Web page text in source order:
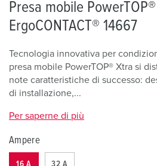
Presa mobile
ErgoCONTACT® 14667
Tecnologia innovativa per
presa mobile PowerTOP® Xtra si
note caratteristiche di successo:
di installazione,...
Per saperne di più
Ampere
16 A 32 A